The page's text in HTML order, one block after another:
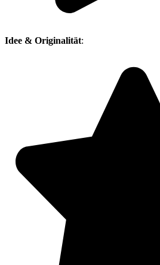
Idee & Originalität: